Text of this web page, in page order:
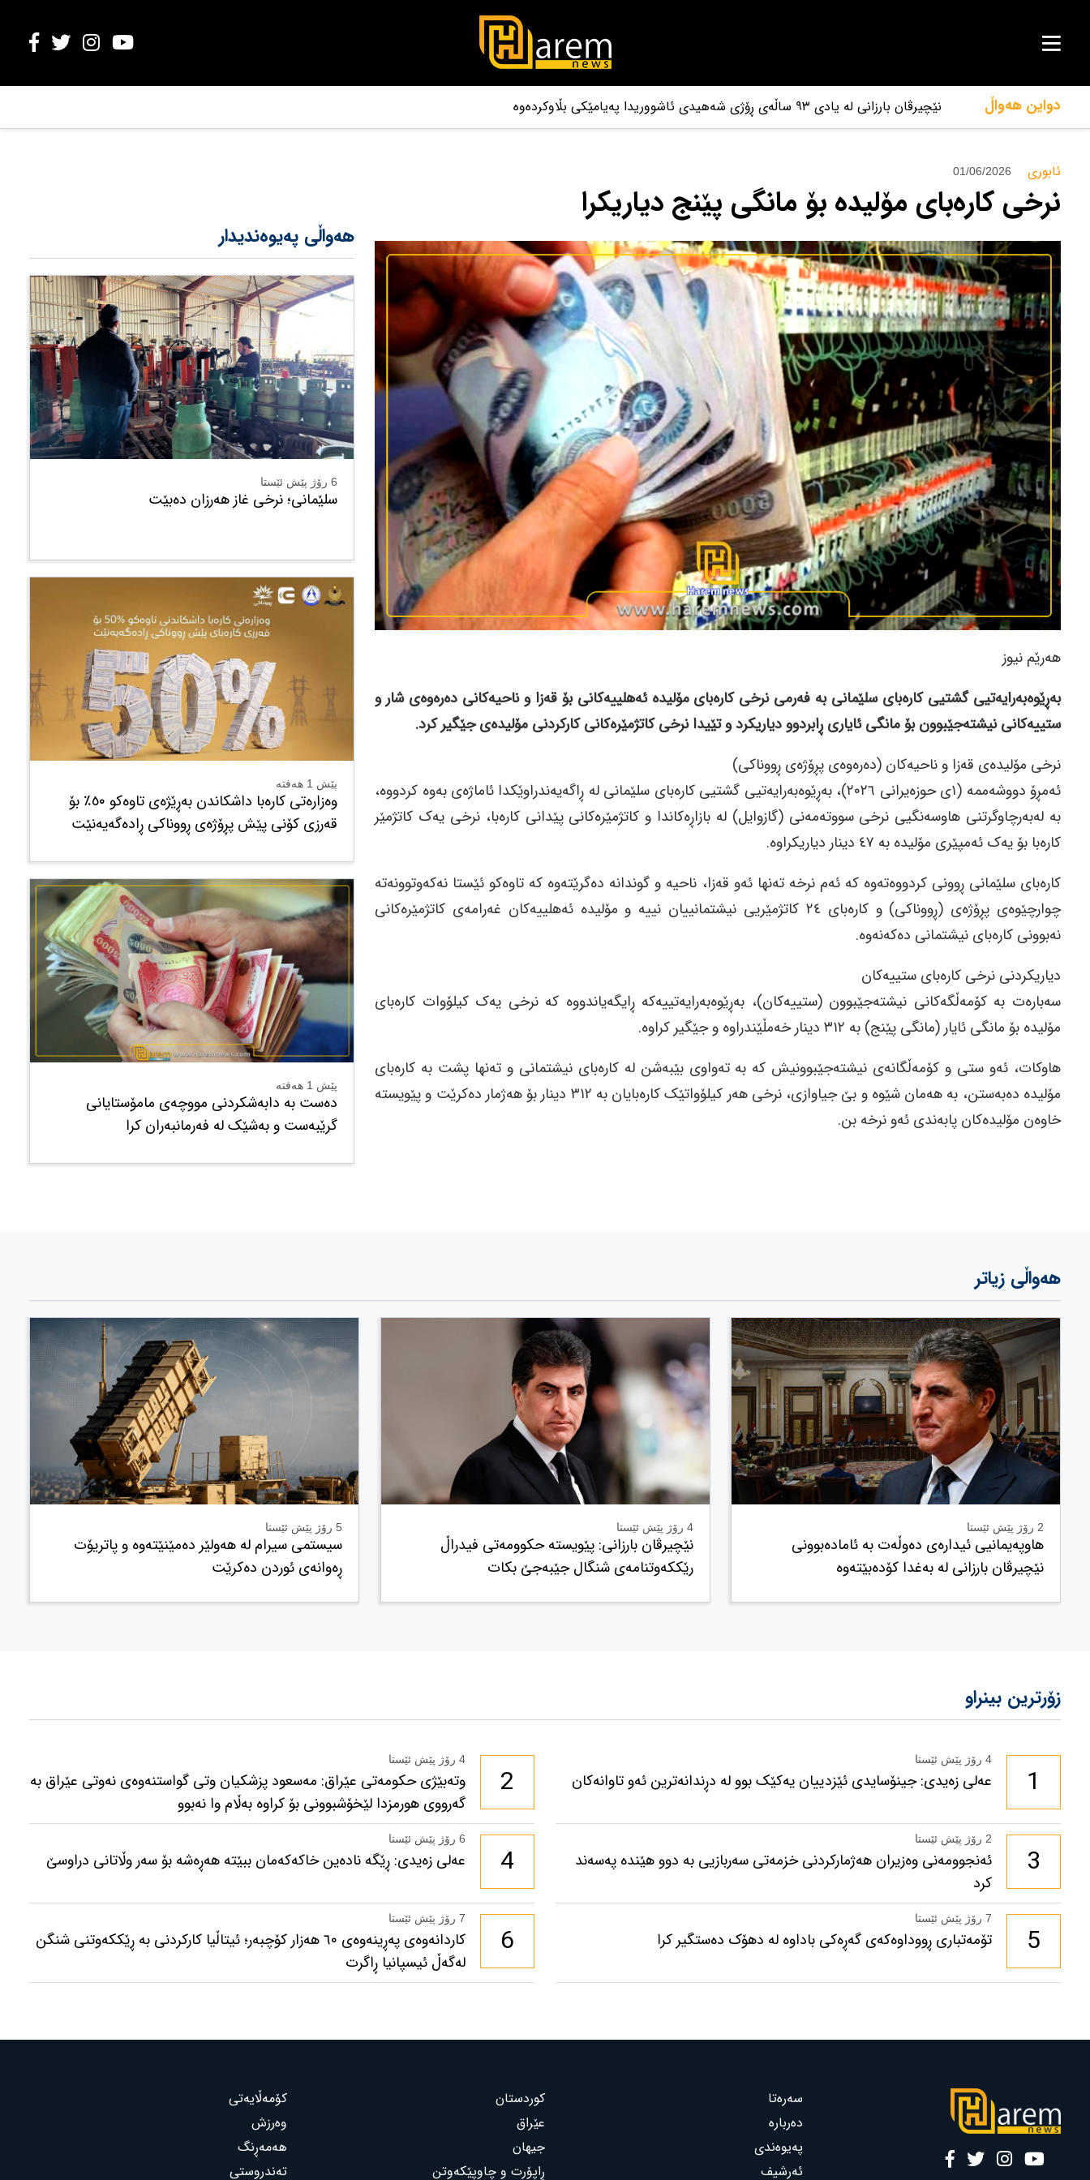
دواین هەواڵ نێچیرڤان بارزانی لە یادی ٩٣ ساڵەی ڕۆژی شەهیدی ئاشووریدا پەیامێکی بڵاوکردەوە
ئابوری‌ 01/06/2026
نرخی کارەبای مۆلیدە بۆ مانگی پێنج دیاریکرا
هەرێم نیوز
بەڕێوەبەرایەتیی گشتیی کارەبای سلێمانی بە فەرمی نرخی کارەبای مۆلیدە ئەهلییەکانی بۆ قەزا و ناحیەکانی دەرەوەی شار و
ستییەکانی نیشتەجێبوون بۆ مانگی ئایاری ڕابردوو دیاریکرد و تێیدا نرخی کاتژمێرەکانی کارکردنی مۆلیدەی جێگیر کرد.
نرخی مۆلیدەی قەزا و ناحیەکان (دەرەوەی پڕۆژەی ڕووناکی)
ئەمڕۆ دووشەممە (١ی حوزەیرانی ٢٠٢٦)، بەڕێوەبەرایەتیی گشتیی کارەبای سلێمانی لە ڕاگەیەندراوێکدا ئاماژەی بەوە کردووە،
بە لەبەرچاوگرتنی هاوسەنگیی نرخی سووتەمەنی (گازوایل) لە بازاڕەکاندا و کاتژمێرەکانی پێدانی کارەبا، نرخی یەک کاتژمێر
کارەبا بۆ یەک ئەمپێری مۆلیدە بە ٤٧ دینار دیاریکراوە.
کارەبای سلێمانی ڕوونی کردووەتەوە کە ئەم نرخە تەنها ئەو قەزا، ناحیە و گوندانە دەگرێتەوە کە تاوەکو ئێستا نەکەوتوونەتە
چوارچێوەی پڕۆژەی (ڕووناکی) و کارەبای ٢٤ کاتژمێریی نیشتمانییان نییە و مۆلیدە ئەهلییەکان غەرامەی کاتژمێرەکانی
نەبوونی کارەبای نیشتمانی دەکەنەوە.
دیاریکردنی نرخی کارەبای ستییەکان
سەبارەت بە کۆمەڵگەکانی نیشتەجێبوون (ستییەکان)، بەڕێوەبەرایەتییەکە ڕایگەیاندووە کە نرخی یەک کیلۆوات کارەبای
مۆلیدە بۆ مانگی ئایار (مانگی پێنج) بە ٣١٢ دینار خەمڵێندراوە و جێگیر کراوە.
هاوكات، ئەو ستی و کۆمەڵگانەی نیشتەجێبوونیش کە بە تەواوی بێبەشن لە کارەبای نیشتمانی و تەنها پشت بە کارەبای
مۆلیدە دەبەستن، بە هەمان شێوە و بێ جیاوازی، نرخی هەر کیلۆواتێک کارەبایان بە ٣١٢ دینار بۆ هەژمار دەکرێت و پێویستە
خاوەن مۆلیدەکان پابەندی ئەو نرخە بن.
هەواڵی پەیوەندیدار
6 رۆژ پێش ئێستا
سلێمانی؛ نرخی غاز هەرزان دەبێت
پێش 1 هەفتە
وەزارەتی کارەبا داشکاندن بەڕێژەی تاوەکو ٥٠٪ بۆ
قەرزی کۆنی پێش پڕۆژەی ڕووناکی ڕادەگەیەنێت
پێش 1 هەفتە
دەست بە دابەشکردنی مووچەی مامۆستایانی
گرێبەست و بەشێک لە فەرمانبەران کرا
هەواڵی زیاتر
2 رۆژ پێش ئێستا
هاوپەیمانیی ئیدارەی دەوڵەت بە ئامادەبوونی
نێچیرڤان بارزانی لە بەغدا کۆدەبێتەوە
4 رۆژ پێش ئێستا
نێچیرڤان بارزانی: پێویستە حکوومەتی فیدراڵ
رێککەوتنامەی شنگال جێبەجێ بکات
5 رۆژ پێش ئێستا
سیستمی سیرام لە هەولێر دەمێنێتەوە و پاتریۆت
ڕەوانەی ئوردن دەکرێت
زۆرترین بینراو
1
4 رۆژ پێش ئێستا
عەلی زەیدی: جینۆسایدی ئێزدییان یەکێک بوو لە دڕندانەترین ئەو تاوانەکان 2
4 رۆژ پێش ئێستا
وتەبێژی حکومەتی عێراق: مەسعود پزشكیان وتی گواستنەوەی نەوتی عێراق بە
گەرووی هورمزدا لێخۆشبوونی بۆ كراوە بەڵام وا نەبوو
3
2 رۆژ پێش ئێستا
ئەنجوومەنی وەزیران هەژمارکردنی خزمەتی سەربازیی بە دوو هێندە پەسەند
کرد
4
6 رۆژ پێش ئێستا
عەلی زەیدی: ڕێگە نادەین خاکەکەمان ببێتە هەڕەشە بۆ سەر وڵاتانی دراوسێ
5
7 رۆژ پێش ئێستا
تۆمەتباری ڕووداوەکەی گەڕەکی باداوە لە دهۆک دەستگیر کرا 6
7 رۆژ پێش ئێستا
کاردانەوەی پەڕینەوەی ٦٠ هەزار کۆچبەر؛ ئیتاڵیا کارکردنی بە ڕێککەوتنی شنگن
لەگەڵ ئیسپانیا ڕاگرت
سەرەتا
دەربارە
پەیوەندی
ئەرشیف
کوردستان
عێراق
جیهان
ڕاپۆرت و چاوپێکەوتن
کۆمەڵایەتی
وەرزش
هەمەڕنگ
تەندروستی